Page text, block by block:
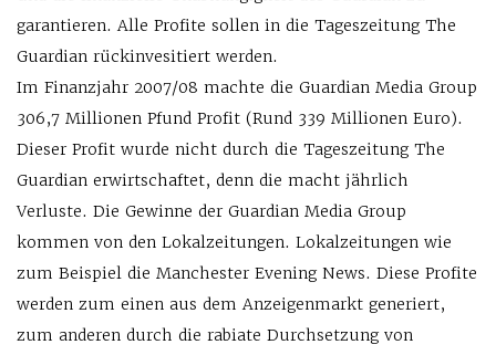
garantieren. Alle Profite sollen in die Tageszeitung The
Guardian rückinvesitiert werden.
Im Finanzjahr 2007/08 machte die Guardian Media Group
306,7 Millionen Pfund Profit (Rund 339 Millionen Euro).
Dieser Profit wurde nicht durch die Tageszeitung The
Guardian erwirtschaftet, denn die macht jährlich
Verluste. Die Gewinne der Guardian Media Group
kommen von den Lokalzeitungen. Lokalzeitungen wie
zum Beispiel die Manchester Evening News. Diese Profite
werden zum einen aus dem Anzeigenmarkt generiert,
zum anderen durch die rabiate Durchsetzung von